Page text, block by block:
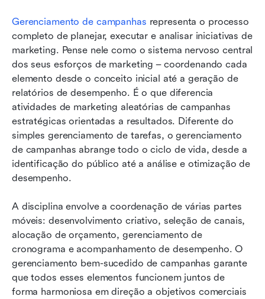
Gerenciamento de campanhas representa o processo
completo de planejar, executar e analisar iniciativas de
marketing. Pense nele como o sistema nervoso central
dos seus esforços de marketing – coordenando cada
elemento desde o conceito inicial até a geração de
relatórios de desempenho. É o que diferencia
atividades de marketing aleatórias de campanhas
estratégicas orientadas a resultados. Diferente do
simples gerenciamento de tarefas, o gerenciamento
de campanhas abrange todo o ciclo de vida, desde a
identificação do público até a análise e otimização de
desempenho.
A disciplina envolve a coordenação de várias partes
móveis: desenvolvimento criativo, seleção de canais,
alocação de orçamento, gerenciamento de
cronograma e acompanhamento de desempenho. O
gerenciamento bem-sucedido de campanhas garante
que todos esses elementos funcionem juntos de
forma harmoniosa em direção a objetivos comerciais